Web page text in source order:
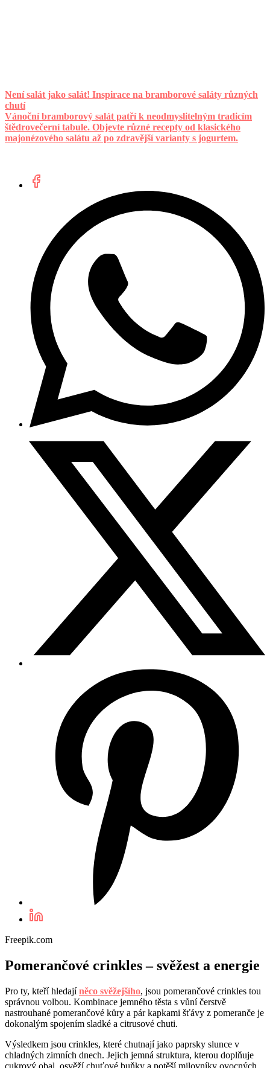
Není salát jako salát! Inspirace na bramborové saláty různých
chutí
Vánoční bramborový salát patří k neodmyslitelným tradicím
štědrovečerní tabule. Objevte různé recepty od klasického
majonézového salátu až po zdravější varianty s jogurtem.
Freepik.com
Pomerančové crinkles – svěžest a energie
Pro ty, kteří hledajíněco svěžejšího, jsou pomerančové crinkles tou
správnou volbou. Kombinace jemného těsta s vůní čerstvě
nastrouhané pomerančové kůry a pár kapkami šťávy z pomeranče je
dokonalým spojením sladké a citrusové chuti.
Výsledkem jsou crinkles, které chutnají jako paprsky slunce v
chladných zimních dnech. Jejich jemná struktura, kterou doplňuje
cukrový obal, osvěží chuťové buňky a potěší milovníky ovocných